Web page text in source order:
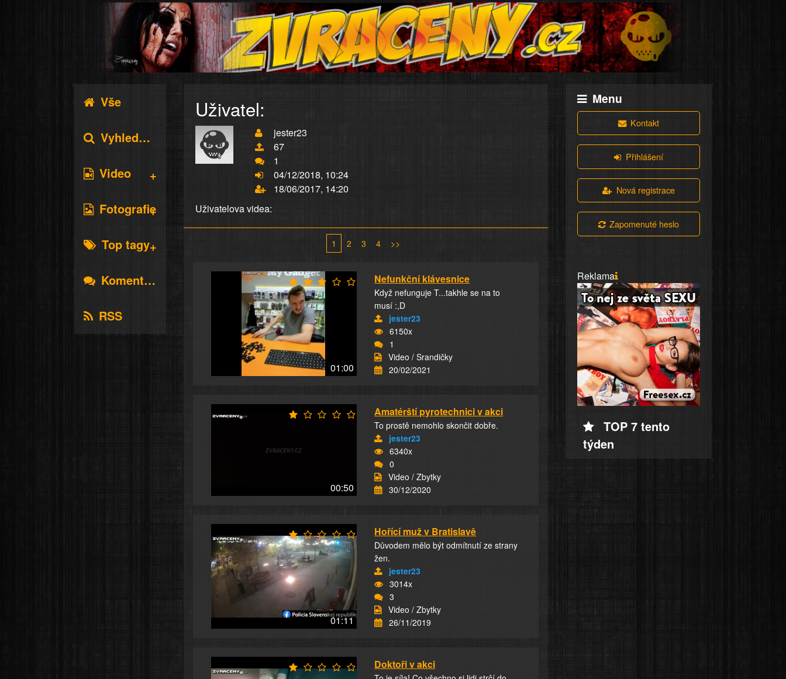
Vše
Vyhledávání
Video
Fotografie
Top tagy
Komentáře
RSS
Uživatel:
jester23
67
1
04/12/2018, 10:24
18/06/2017, 14:20
Uživatelova videa:
1 2 3 4 >>
01:00
Nefunkční klávesnice
Když nefunguje T...takhle se na to
musí :,D
jester23
6150x
1
Video / Srandičky
20/02/2021
00:50
Amatérští pyrotechnici v akci
To prostě nemohlo skončit dobře.
jester23
6340x
0
Video / Zbytky
30/12/2020
01:11
Hořící muž v Bratislavě
Důvodem mělo být odmítnutí ze strany
žen.
jester23
3014x
3
Video / Zbytky
26/11/2019
Doktoři v akci
Menu
Kontakt
Přihlášení
Nová registrace
Zapomenuté heslo
Reklama
TOP 7 tento
týden